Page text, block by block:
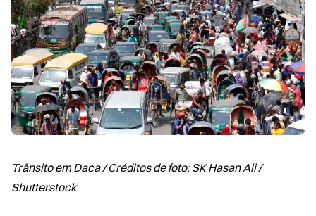
Trânsito em Daca / Créditos de foto: SK Hasan Ali /
Shutterstock